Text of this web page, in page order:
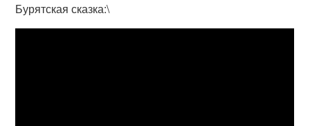
Бурятская сказка:\